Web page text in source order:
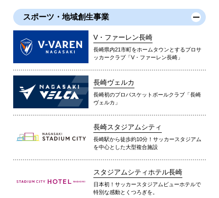
スポーツ・地域創生事業
V・ファーレン長崎
長崎県内21市町をホームタウンとするプロサ
ッカークラブ「V・ファーレン長崎」
長崎ヴェルカ
長崎初のプロバスケットボールクラブ「長崎
ヴェルカ」
長崎スタジアムシティ
長崎駅から徒歩約10分！サッカースタジアム
を中心とした大型複合施設
スタジアムシティホテル長崎
日本初！サッカースタジアムビューホテルで
特別な感動とくつろぎを。